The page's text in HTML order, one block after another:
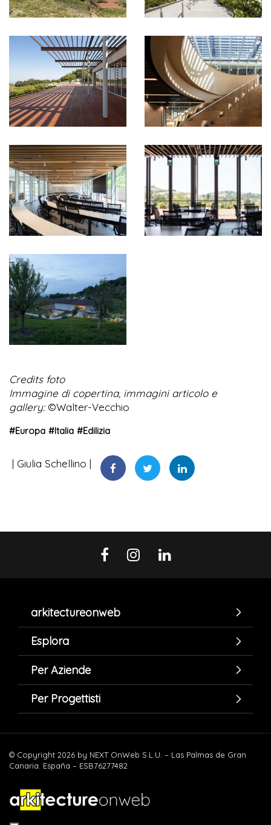
Credits foto
Immagine di copertina, immagini articolo e
gallery:©Walter-Vecchio
#Europa #Italia #Edilizia
Giulia Schellino
arkitectureonweb
Esplora
Per Aziende
Per Progettisti
© Copyright 2026 by NEXT OnWeb S.L.U. – Las Palmas de Gran
Canaria. España – ESB76277482